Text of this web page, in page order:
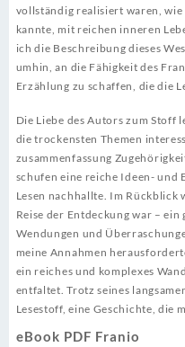
vollständig realisiert waren,
kannte, mit reichen inneren
ich die Beschreibung dieses
umhin, an die Fähigkeit des
Erzählung zu schaffen, die die
Die Liebe des Autors zum Stoff
die trockensten Themen
zusammenfassung
schufen eine reiche Ideen- und
Lesen nachhallte. Im Rückblick
Reise der Entdeckung war –
Wendungen und
meine Annahmen
ein reiches und komplexes
entfaltet. Trotz seines
Lesestoff, eine Geschichte, die
eBook PDF Franio